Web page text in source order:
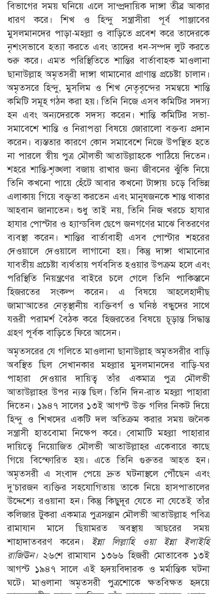
বিভাগের সময় ঘনিয়ে এলে সাম্প্রদায়িক দাঙ্গা তীব্র আকার
ধারণ করে। শিখ ও হিন্দু সন্ত্রাসীরা পূর্ব পাঞ্জাবের
মুসলমানদের পাড়া-মহল্লা ও বাড়িতে প্রবেশ করে তাদেরকে
নৃশংসভাবে হত্যা করতে এবং তাদের ধন-সম্পদ লুট করতে
শুরু করে। এমত পরিস্থিতিতে শান্তির বার্তাবাহক মাওলানা
ছানাউল্লাহ অমৃতসরী দাঙ্গা থামানোর প্রাণান্ত প্রচেষ্টা চালান।
অমৃতসরে হিন্দু, মুসলিম ও শিখ নেতৃবৃন্দের সমন্বয়ে শান্তি
কমিটি সমূহ গঠন করা হয়। তিনি নিজে এসব কমিটির সদস্য
হন এবং অন্যদেরকে সদস্য করেন। শান্তি কমিটির সভা-
সমাবেশে শান্তি ও নিরাপত্তা বিষয়ে জোরালো বক্তব্য প্রদান
করেন। ব্যস্ততার কারণে কোন সমাবেশে নিজে উপস্থিত হতে
না পারলে স্বীয় পুত্র মৌলভী আতাউল্লাহকে পাঠিয়ে দিতেন।
শহরে শান্তি-শৃঙ্খলা বজায় রাখার জন্য জীবনের ঝুঁকি নিয়ে
তিনি কখনো পায়ে হেঁটে আবার কখনো টাঙ্গায় চড়ে বিভিন্ন
এলাকায় গিয়ে বক্তৃতা করতেন এবং মানুষজনকে শান্ত থাকার
আহবান জানাতেন। শুধু তাই নয়, তিনি নিজ খরচে হাযার
হাযার পোস্টার ও হ্যান্ডবিল ছেপে জনগণের মাঝে বিতরণের
ব্যবস্থা করেন। শান্তির বার্তাবাহী এসব পোস্টার শহরের
দেওয়ালে দেওয়ালে লাগানো হয়। কিন্তু দাঙ্গা থামানোর
যাবতীয় প্রচেষ্টা ব্যর্থতায় পর্যবসিত হওয়ার উপক্রম হলে এবং
পরিস্থিতি নিয়ন্ত্রণের বাইরে চলে গেলে তিনি পাকিস্তানে
হিজরতের সংকল্প করেন। এ বিষয়ে আহলেহাদীছ
জামা‘আতের নেতৃস্থানীয় ব্যক্তিবর্গ ও ঘনিষ্ঠ বন্ধুদের সাথে
যরূরী পরামর্শ বৈঠক করে হিজরতের বিষয়ে চূড়ান্ত সিদ্ধান্ত
গ্রহণ পূর্বক বাড়িতে ফিরে আসেন।
অমৃতসরের যে গলিতে মাওলানা ছানাউল্লাহ অমৃতসরীর বাড়ি
অবস্থিত ছিল সেখানকার মহল্লার মুসলমানদের বাড়ি-ঘর
পাহারা দেওয়ার দায়িত্ব তাঁর একমাত্র পুত্র মৌলভী
আতাউল্লাহর উপর ন্যস্ত ছিল। তিনি দিন-রাত মহল্লা পাহারা
দিতেন। ১৯৪৭ সালের ১৩ই আগস্ট উক্ত গলির নিকট দিয়ে
হিন্দু ও শিখদের একটি দল অতিক্রম করার সময় জনৈক
সন্ত্রাসী হাতবোমা নিক্ষেপ করে। বোমাটি মহল্লা পাহারার
দায়িত্বে নিয়োজিত মৌলভী আতাউল্লাহর একেবারে কাছে
গিয়ে বিস্ফোরিত হয়। এতে তিনি গুরুতর আহত হন।
অমৃতসরী এ সংবাদ পেয়ে দ্রুত ঘটনাস্থলে পৌঁছেন এবং
দু’চারজন ব্যক্তির সহযোগিতায় তাকে নিয়ে হাসপাতালের
উদ্দেশ্যে রওয়ানা হন। কিন্তু কিছুদূর যেতে না যেতেই তাঁর
কলিজার টুকরা একমাত্র পুত্রসন্তান মৌলভী আতাউল্লাহ পবিত্র
রামাযান মাসে ছিয়ামরত অবস্থায় আছরের সময়
শাহাদাতবরণ করেন। ইন্না লিল্লাহি ওয়া ইন্না ইলাইহি
রাজিঊন।২৬শে রামাযান ১৩৬৬ হিজরী মোতাবেক ১৩ই
আগস্ট ১৯৪৭ সালে এই হৃদয়বিদারক ও মর্মান্তিক ঘটনা
ঘটে। মাওলানা অমৃতসরী পুত্রশোকে ক্ষতবিক্ষত হৃদয়ে